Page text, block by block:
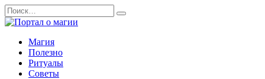
Перейти
к
содержанию
Search
for:
Магия
Полезно
Ритуалы
Советы